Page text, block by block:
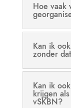
Hoe vaak
Kan ik
zonder
Kan ik
krijgen
vSKBN?